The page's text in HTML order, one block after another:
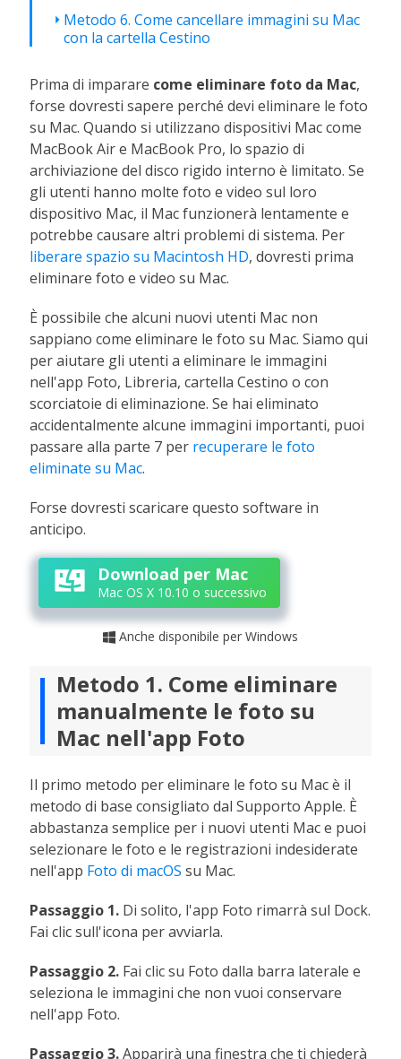
Metodo 6. Come cancellare immagini su Mac
con la cartella Cestino
Prima di imparare come eliminare foto da Mac,
forse dovresti sapere perché devi eliminare le foto
su Mac. Quando si utilizzano dispositivi Mac come
MacBook Air e MacBook Pro, lo spazio di
archiviazione del disco rigido interno è limitato. Se
gli utenti hanno molte foto e video sul loro
dispositivo Mac, il Mac funzionerà lentamente e
potrebbe causare altri problemi di sistema. Per
liberare spazio su Macintosh HD, dovresti prima
eliminare foto e video su Mac.
È possibile che alcuni nuovi utenti Mac non
sappiano come eliminare le foto su Mac. Siamo qui
per aiutare gli utenti a eliminare le immagini
nell'app Foto, Libreria, cartella Cestino o con
scorciatoie di eliminazione. Se hai eliminato
accidentalmente alcune immagini importanti, puoi
passare alla parte 7 per recuperare le foto
eliminate su Mac.
Forse dovresti scaricare questo software in
anticipo.
Download per Mac
Mac OS X 10.10 o successivo
 Anche disponibile per Windows
Metodo 1. Come eliminare
manualmente le foto su
Mac nell'app Foto
Il primo metodo per eliminare le foto su Mac è il
metodo di base consigliato dal Supporto Apple. È
abbastanza semplice per i nuovi utenti Mac e puoi
selezionare le foto e le registrazioni indesiderate
nell'app Foto di macOS su Mac.
Passaggio 1. Di solito, l'app Foto rimarrà sul Dock.
Fai clic sull'icona per avviarla.
Passaggio 2. Fai clic su Foto dalla barra laterale e
seleziona le immagini che non vuoi conservare
nell'app Foto.
Passaggio 3.Apparirà una finestra che ti chiederà